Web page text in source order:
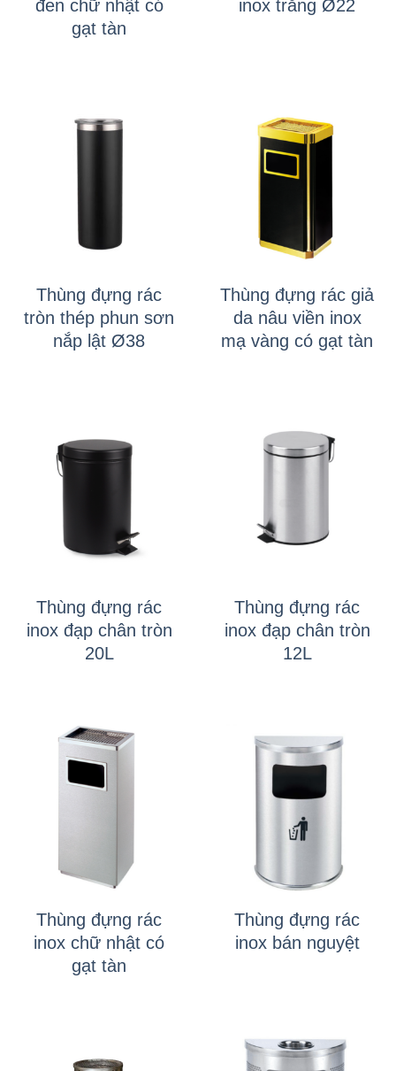
đen chữ nhật có
gạt tàn
inox trắng Ø22
Thùng đựng rác
tròn thép phun sơn
nắp lật Ø38
Thùng đựng rác giả
da nâu viền inox
mạ vàng có gạt tàn
Thùng đựng rác
inox đạp chân tròn
20L
Thùng đựng rác
inox đạp chân tròn
12L
Thùng đựng rác
inox chữ nhật có
gạt tàn
Thùng đựng rác
inox bán nguyệt